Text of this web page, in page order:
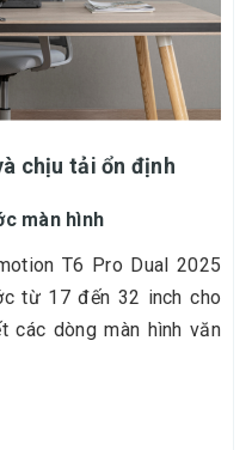
chịu tải ổn định
màn hình
T6 Pro Dual 2025
từ 17 đến 32 inch cho
các dòng màn hình văn